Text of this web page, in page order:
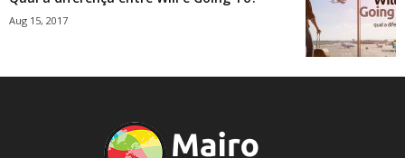
Aug 15, 2017